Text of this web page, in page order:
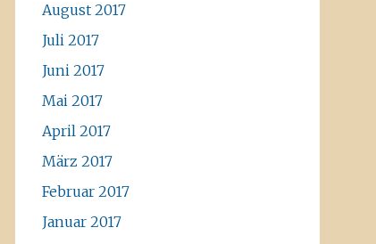
August 2017
Juli 2017
Juni 2017
Mai 2017
April 2017
März 2017
Februar 2017
Januar 2017